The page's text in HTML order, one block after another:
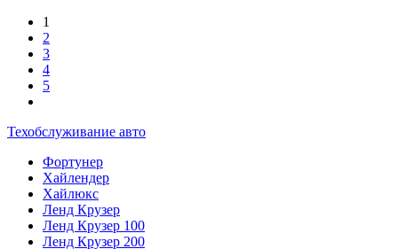
1
2
3
4
5
Техобслуживание авто
Фортунер
Хайлендер
Хайлюкс
Ленд Крузер
Ленд Крузер 100
Ленд Крузер 200